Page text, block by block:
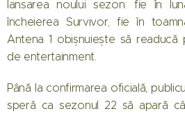
lansarea noului sezon: fie în
încheierea Survivor, fie în
Antena 1 obișnuiește să
de entertainment.
Până la confirmarea oficială,
speră ca sezonul 22 să apară